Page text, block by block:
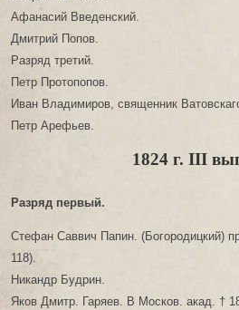
Афанасий Введенский.
Дмитрий Попов.
Разряд третий.
Петр Протопопов.
Иван Владимиров, священник
Петр Арефьев.
1824 г. III
Разряд первый.
Стефан Саввич Папин. (Богородицкий)
118).
Никандр Будрин.
Яков Дмитр. Гаряев. В Москов. акад. †